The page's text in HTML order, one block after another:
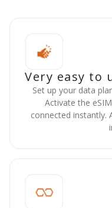
Very easy to
Set up your data
Activate the
connected instantly.